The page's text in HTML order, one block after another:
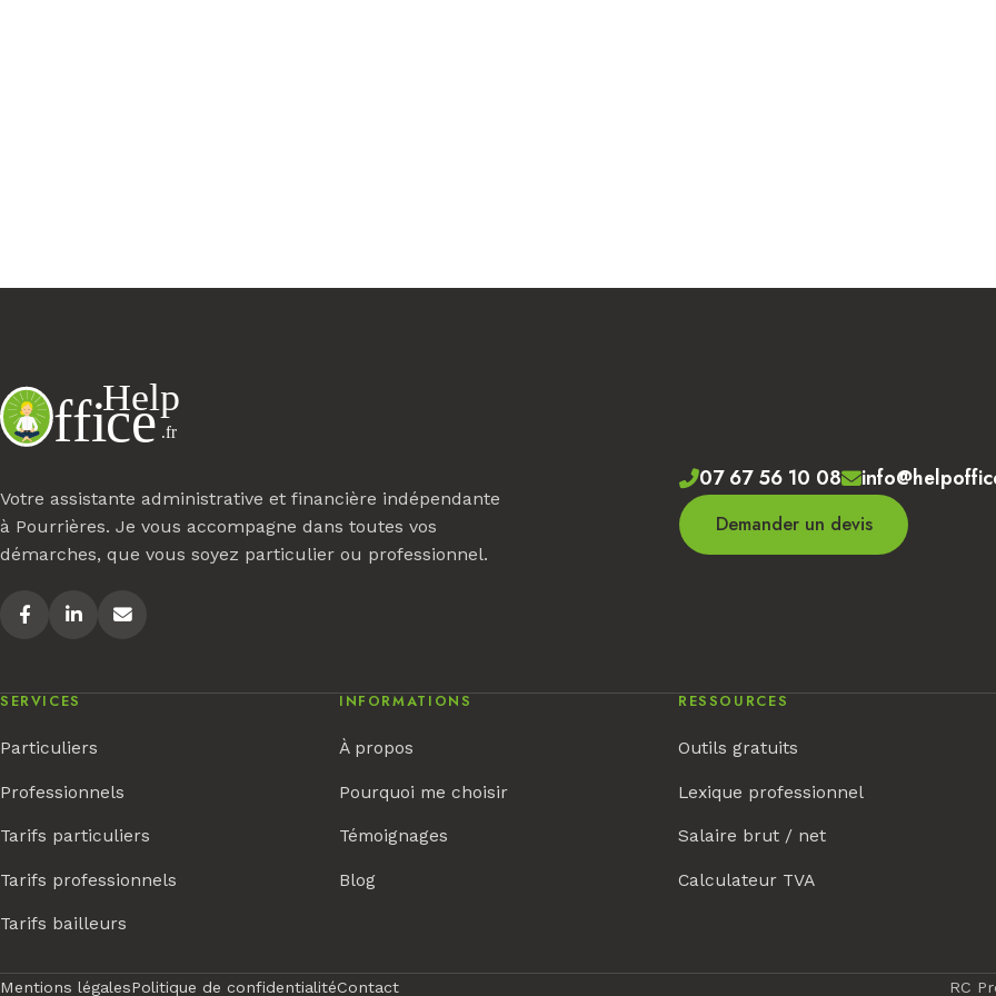
Votre assistante administrative et financière indépendante
à Pourrières. Je vous accompagne dans toutes vos
démarches, que vous soyez particulier ou professionnel.
07 67 56 10 08
Demander un devis
SERVICES
Particuliers
Professionnels
Tarifs particuliers
Tarifs professionnels
Tarifs bailleurs
INFORMATIONS
À propos
Pourquoi me choisir
Témoignages
Blog
RESSOURCES
Outils gratuits
Lexique professionnel
Salaire brut / net
Calculateur TVA
Mentions légalesPolitique de confidentialitéContact RC